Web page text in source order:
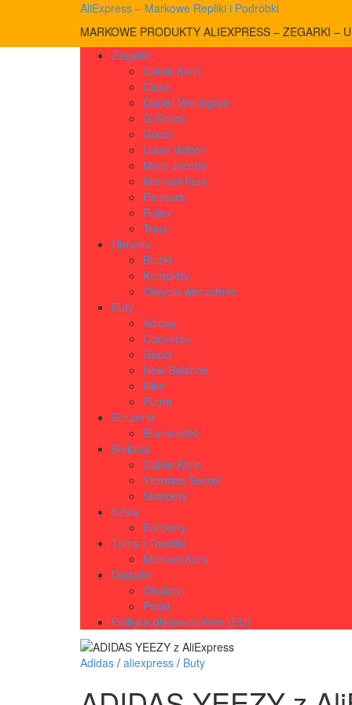
AliExpress – Markowe Repliki i Podróbki
MARKOWE PRODUKTY ALIEXPRESS – ZEGARKI –
Zegarki
Calvin Klein
Cluse
Daniel Wellington
G-Shock
Gucci
Louis Vuitton
Marc Jacobs
Michael Kors
Pandora
Rolex
Tous
Ubrania
Bluzki
Komplety
Okrycia wierzchnie
Buty
Adidas
Converse
Gucci
New Balance
Nike
Puma
Biżuteria
Bransoletki
Bielizna
Calvin Klein
Victorias Secret
Skarpety
Szale
Burberry
Torby i Torebki
Michael Kors
Dodatki
Okulary
Paski
Polityka plików cookies (EU)
Adidas / aliexpress / Buty